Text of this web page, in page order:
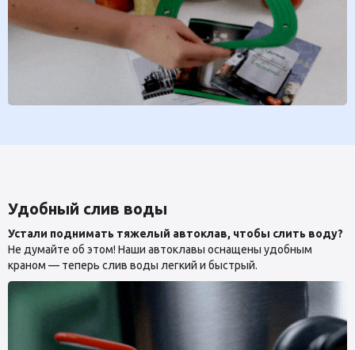
Удобный слив воды
Устали поднимать тяжелый автоклав, чтобы слить воду?
Не думайте об этом! Наши автоклавы оснащены удобным
краном — теперь слив воды легкий и быстрый.